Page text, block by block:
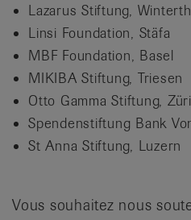
Lazarus Stiftung,
Linsi Foundation, Stäfa
MBF Foundation, Basel
MIKIBA Stiftung, Triesen
Otto Gamma Stiftung,
Spendenstiftung Bank
St Anna Stiftung, Luzern
Vous souhaitez nous